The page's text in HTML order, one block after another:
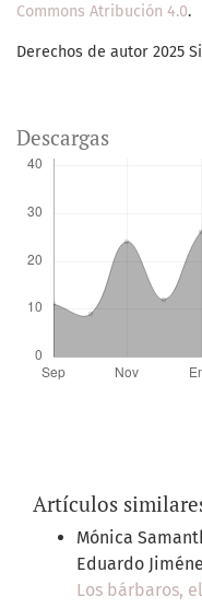
Commons Atribución 4.0.
Derechos de autor 2025
Descargas
Artículos
Mónica
Eduardo
Los bárbaros,